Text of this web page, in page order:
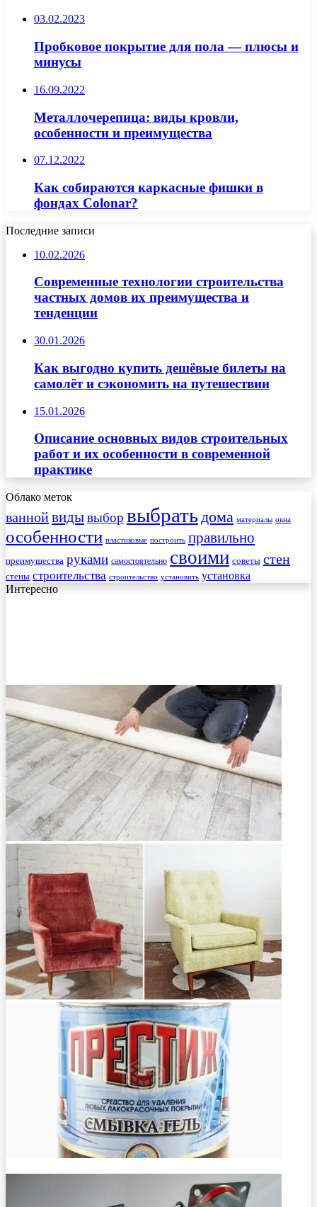
03.02.2023
Пробковое покрытие для пола — плюсы и
минусы
16.09.2022
Металлочерепица: виды кровли,
особенности и преимущества
07.12.2022
Как собираются каркасные фишки в
фондах Colonar?
Последние записи
10.02.2026
Современные технологии строительства
частных домов их преимущества и
тенденции
30.01.2026
Как выгодно купить дешёвые билеты на
самолёт и сэкономить на путешествии
15.01.2026
Описание основных видов строительных
работ и их особенности в современной
практике
Облако меток
ваннойвидывыбор выбратьдома материалы окна
особенности пластиковые построить правильно
преимущества руками самостоятельно своими советы стен
стены строительства строительство установить установка
Интересно